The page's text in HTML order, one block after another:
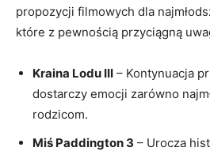
propozycji filmowych dla
które z pewnością przyciągną
Kraina Lodu III – Kontynuacja
dostarczy emocji zarówno
rodzicom.
Miś Paddington 3 – Urocza